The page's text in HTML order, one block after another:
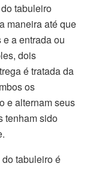
tabuleiro
maneira até que
a entrada ou
dois
é tratada da
os
e alternam seus
tenham sido
tabuleiro é